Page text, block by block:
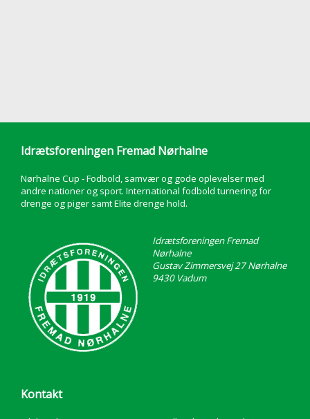
Idrætsforeningen Fremad Nørhalne
Nørhalne Cup - Fodbold, samvær og gode oplevelser med
andre nationer og sport. International fodbold turnering for
drenge og piger samt Elite drenge hold.
Idrætsforeningen Fremad
Nørhalne
Gustav Zimmersvej 27 Nørhalne
9430 Vadum
Kontakt